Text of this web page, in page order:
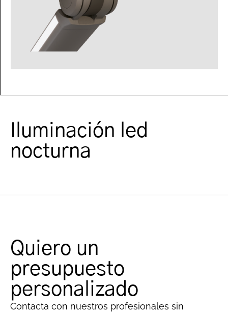
Iluminación led
nocturna
Quiero un
presupuesto
personalizado
Contacta con nuestros profesionales sin